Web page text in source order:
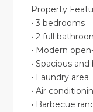
Property
• 3 bedrooms
• 2 full
• Modern
• Spacious
• Laundry area
• Air
• Barbecue